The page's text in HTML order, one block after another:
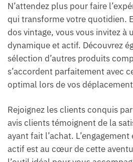
N’attendez plus pour faire
qui transforme votre quotidien.
dos vintage, vous vous invitez à
dynamique et actif. Découvrez
sélection d’autres produits
s’accordent parfaitement avec
optimal lors de vos
Rejoignez les clients conquis
avis clients témoignent de la
ayant fait l’achat.
actif est au cœur de cette